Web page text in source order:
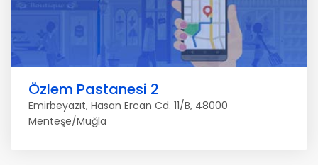
Özlem Pastanesi 2
Emirbeyazıt, Hasan Ercan Cd. 11/B, 48000
Menteşe/Muğla